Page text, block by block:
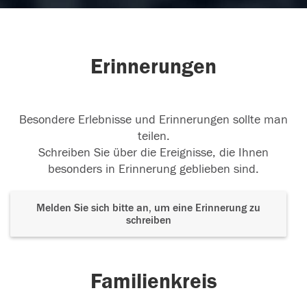
Erinnerungen
Besondere Erlebnisse und Erinnerungen sollte man
teilen.
Schreiben Sie über die Ereignisse, die Ihnen
besonders in Erinnerung geblieben sind.
Melden Sie sich bitte an, um eine Erinnerung zu
schreiben
Familienkreis